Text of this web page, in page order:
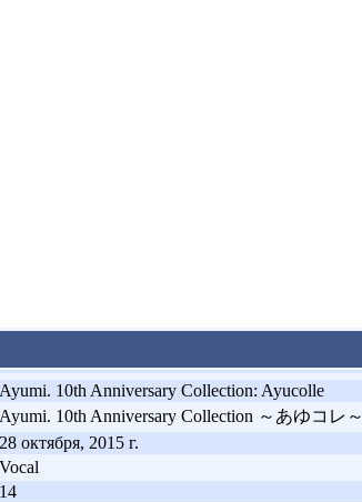
Ayumi. 10th Anniversary Collection: Ayucolle
Ayumi. 10th Anniversary Collection ～あゆコレ～
28 октября, 2015 г.
Vocal
14